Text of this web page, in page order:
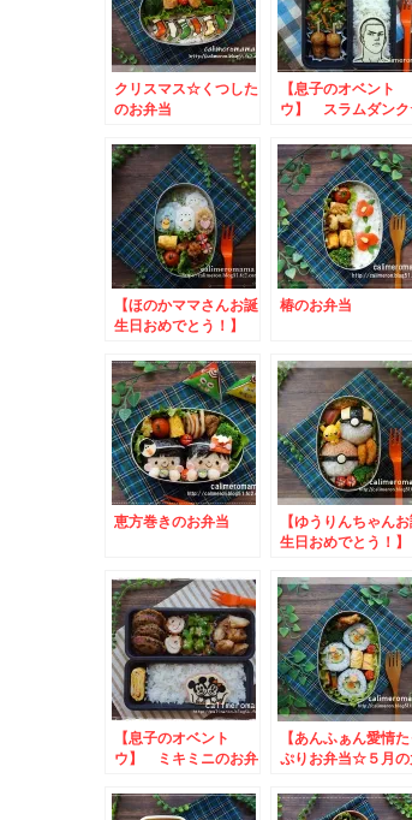
クリスマス☆くつした
のお弁当
【息子のオベント
ウ】 スラムダン
【ほのかママさんお誕
生日おめでとう！】
当
椿のお弁当
恵方巻きのお弁当
【ゆうりんちゃん
生日おめでとう！
【息子のオベント
ウ】 ミキミニのお弁
【あんふぁん愛情
ぷりお弁当☆５月の
弁当